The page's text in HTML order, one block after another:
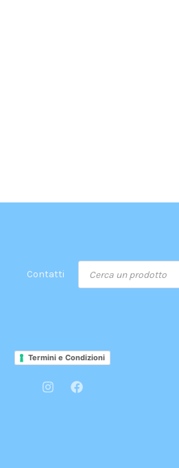
Contatti
Ricerca
prodotti
Termini e Condizioni